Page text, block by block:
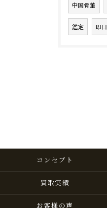
中国骨董
鑑定 即日
コンセプト
買取実績
お客様の声